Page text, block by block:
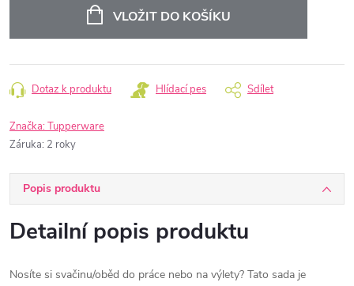
VLOŽIT DO KOŠÍKU
Dotaz k produktu Hlídací pes Sdílet
Značka:Tupperware
Záruka: 2 roky
Popis produktu
Detailní popis produktu
Nosíte si svačinu/oběd do práce nebo na výlety? Tato sada je